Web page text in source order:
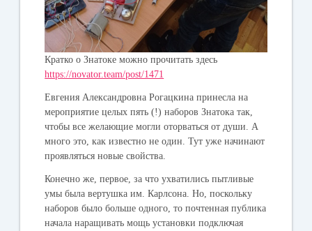
Кратко о Знатоке можно прочитать здесь
https://novator.team/post/1471
Евгения Александровна Рогацкина принесла на
мероприятие целых пять (!) наборов Знатока так,
чтобы все желающие могли оторваться от души. А
много это, как известно не один. Тут уже начинают
проявляться новые свойства.
Конечно же, первое, за что ухватились пытливые
умы была вертушка им. Карлсона. Но, поскольку
наборов было больше одного, то почтенная публика
начала наращивать мощь установки подключая